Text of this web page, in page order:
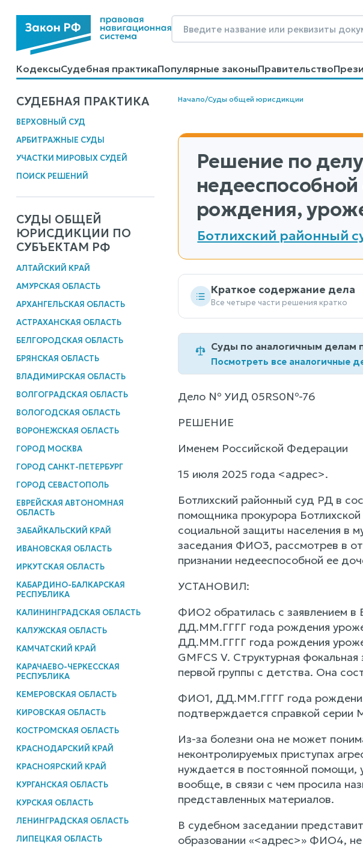
КодексыСудебная практикаПопулярные законыПравительство
КалькуляторыСправочные материалыОбразцы договоровКонтакты
СУДЕБНАЯ ПРАКТИКА
ВЕРХОВНЫЙ СУД
АРБИТРАЖНЫЕ СУДЫ
УЧАСТКИ МИРОВЫХ СУДЕЙ
ПОИСК РЕШЕНИЙ
СУДЫ ОБЩЕЙ
ЮРИСДИКЦИИ ПО
СУБЪЕКТАМ РФ
АЛТАЙСКИЙ КРАЙ
АМУРСКАЯ ОБЛАСТЬ
АРХАНГЕЛЬСКАЯ ОБЛАСТЬ
АСТРАХАНСКАЯ ОБЛАСТЬ
БЕЛГОРОДСКАЯ ОБЛАСТЬ
БРЯНСКАЯ ОБЛАСТЬ
ВЛАДИМИРСКАЯ ОБЛАСТЬ
ВОЛГОГРАДСКАЯ ОБЛАСТЬ
ВОЛОГОДСКАЯ ОБЛАСТЬ
ВОРОНЕЖСКАЯ ОБЛАСТЬ
ГОРОД МОСКВА
ГОРОД САНКТ-ПЕТЕРБУРГ
ГОРОД СЕВАСТОПОЛЬ
ЕВРЕЙСКАЯ АВТОНОМНАЯ
ОБЛАСТЬ
ЗАБАЙКАЛЬСКИЙ КРАЙ
ИВАНОВСКАЯ ОБЛАСТЬ
ИРКУТСКАЯ ОБЛАСТЬ
КАБАРДИНО-БАЛКАРСКАЯ
РЕСПУБЛИКА
КАЛИНИНГРАДСКАЯ ОБЛАСТЬ
КАЛУЖСКАЯ ОБЛАСТЬ
КАМЧАТСКИЙ КРАЙ
КАРАЧАЕВО-ЧЕРКЕССКАЯ
РЕСПУБЛИКА
КЕМЕРОВСКАЯ ОБЛАСТЬ
КИРОВСКАЯ ОБЛАСТЬ
КОСТРОМСКАЯ ОБЛАСТЬ
КРАСНОДАРСКИЙ КРАЙ
КРАСНОЯРСКИЙ КРАЙ
КУРГАНСКАЯ ОБЛАСТЬ
КУРСКАЯ ОБЛАСТЬ
ЛЕНИНГРАДСКАЯ ОБЛАСТЬ
ЛИПЕЦКАЯ ОБЛАСТЬ
Начало/Суды общей юрисдикции
Решение по делу
рождения,
Ботлихский районный
Краткое содержание дела
Все четыре части решения кратко
Суды по аналогичным делам
Посмотреть все аналогичные
Дело № УИД 05RS0№-76
РЕШЕНИЕ
Именем Российской Федерации
15 июля 2025 года <адрес>.
Ботлихский районный суд РД в
помощника прокурора
социальной защиты населения в
заседания ФИО3, рассмотрев в
признании недееспособной ее
УСТАНОВИЛ:
ФИО2 обратилась с заявлением
ДД.ММ.ГГГГ года рождения
ДД.ММ.ГГГГ года рождения
GMFCS V. Структурная
первой группы с детства. Она
ФИО1, ДД.ММ.ГГГГ года рождения
подтверждается справкой
Из-за болезни она не может
неконтролируемых приступах
нуждается в постоянной помощи,
вообще, в связи с чем просила
представленных материалов.
В судебном заседании
образовании «<адрес>» ФИО4,